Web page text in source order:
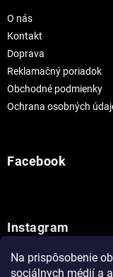
Na prispôsobenie
sociálnych médií a
O nás
Kontakt
Doprava
Reklamačný poriadok
Obchodné podmienky
Ochrana osobných
Facebook
Instagram